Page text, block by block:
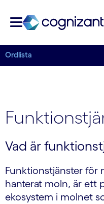
Ordlista
Vad är
Funktionstjänster för
hanterat moln, är ett
ekosystem i molnet